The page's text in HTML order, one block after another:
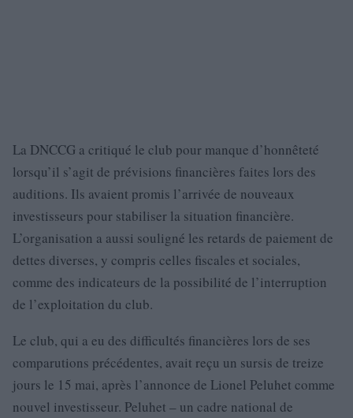
La DNCCG a critiqué le club pour manque d’honnêteté
lorsqu’il s’agit de prévisions financières faites lors des
auditions. Ils avaient promis l’arrivée de nouveaux
investisseurs pour stabiliser la situation financière.
L’organisation a aussi souligné les retards de paiement de
dettes diverses, y compris celles fiscales et sociales,
comme des indicateurs de la possibilité de l’interruption
de l’exploitation du club.
Le club, qui a eu des difficultés financières lors de ses
comparutions précédentes, avait reçu un sursis de treize
jours le 15 mai, après l’annonce de Lionel Peluhet comme
nouvel investisseur. Peluhet – un cadre national de